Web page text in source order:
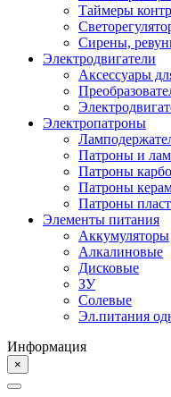
Таймеры
Сирены,
Электродвигатели
Аксессуары
Электропатроны
Патроны и
Патроны
Патроны
Патроны
Элементы питания
Аккумуляторы
Алкалиновые
Дисковые
ЗУ
Солевые
Эл.питания
Информация
×